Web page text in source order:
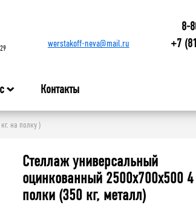
werstakoff-neva@mail.ru
8-
+7
Контакты
на полку )
Стеллаж универсальный
оцинкованный 2500x700x500 4
полки (350 кг, металл)